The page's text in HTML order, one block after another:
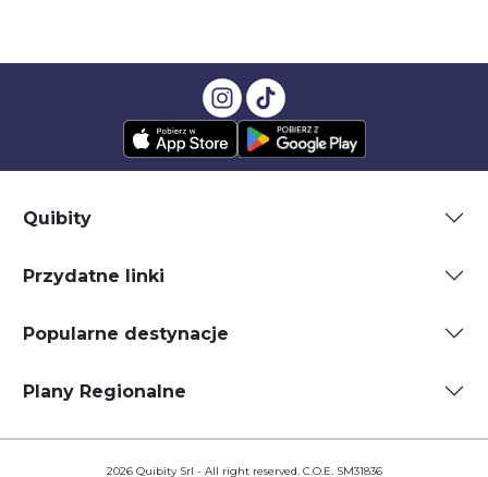
Quibity
Przydatne linki
Popularne destynacje
Plany Regionalne
2026 Quibity Srl - All right reserved. C.O.E. SM31836